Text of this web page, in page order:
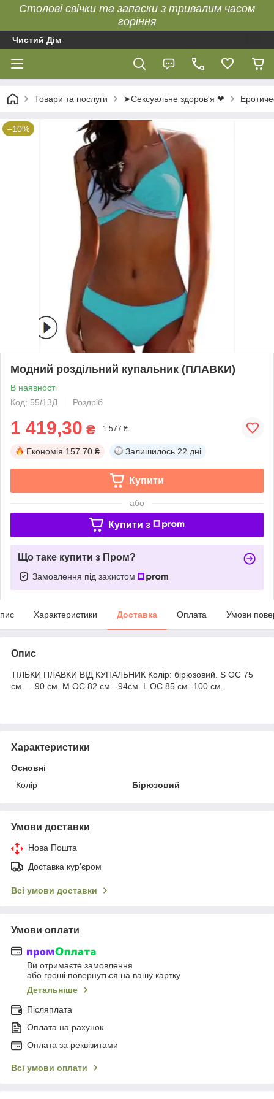
Столові свічки та запаски з тривалим часом
горіння
Чистий Дім
Товари та послуги ➤Сексуальне здоров'я ❤
–10%
Модний роздільний купальник (ПЛАВКИ)
В наявності
Код: 55/13Д
Роздріб
1 419,30 ₴ 1 577 ₴
Економія 157.70 ₴ Залишилось 22 дні
Купити
або
Купити з
Що таке купити з Пром?
Замовлення під захистом
Характеристики Доставка Оплата Умови
Опис
ТІЛЬКИ ПЛАВКИ ВІД КУПАЛЬНИК Колір: бірюзовий. S ОС 75
см — 90 см. M ОС 82 см. -94см. L ОС 85 см.-100 см.
Характеристики
Основні
Колір
Бірюзовий
Умови доставки
Нова Пошта
Доставка кур'єром
Всі умови доставки
Умови оплати
Ви отримаєте замовлення
або гроші повернуться на вашу картку
Детальніше
Післяплата
Оплата на рахунок
Оплата за реквізитами
Всі умови оплати